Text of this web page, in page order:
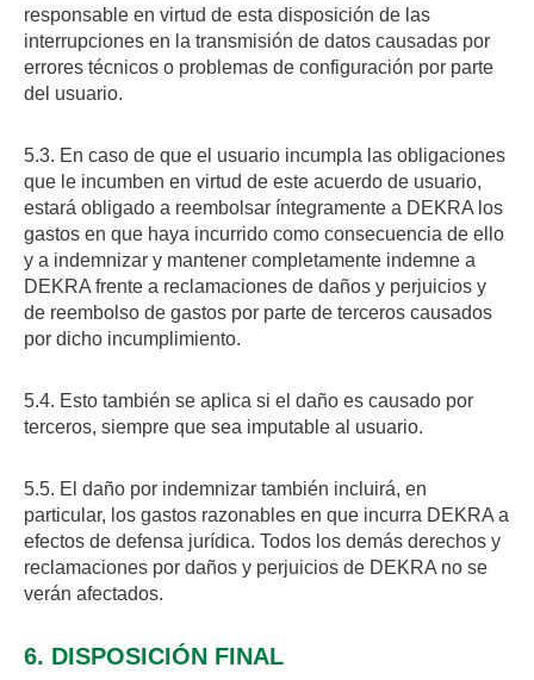
responsable en virtud de esta disposición de las
interrupciones en la transmisión de datos causadas por
errores técnicos o problemas de configuración por parte
del usuario.
5.3. En caso de que el usuario incumpla las obligaciones
que le incumben en virtud de este acuerdo de usuario,
estará obligado a reembolsar íntegramente a DEKRA los
gastos en que haya incurrido como consecuencia de ello
y a indemnizar y mantener completamente indemne a
DEKRA frente a reclamaciones de daños y perjuicios y
de reembolso de gastos por parte de terceros causados
por dicho incumplimiento.
5.4. Esto también se aplica si el daño es causado por
terceros, siempre que sea imputable al usuario.
5.5. El daño por indemnizar también incluirá, en
particular, los gastos razonables en que incurra DEKRA a
efectos de defensa jurídica. Todos los demás derechos y
reclamaciones por daños y perjuicios de DEKRA no se
verán afectados.
6. DISPOSICIÓN FINAL